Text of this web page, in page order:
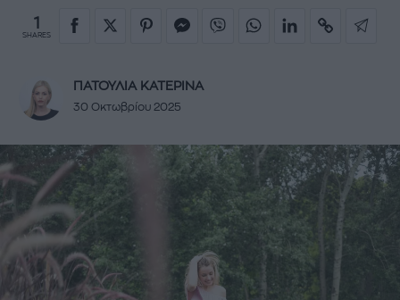
1
SHARES
ΠΑΤΟΥΛΙΑ ΚΑΤΕΡΙΝΑ
30 Οκτωβρίου 2025